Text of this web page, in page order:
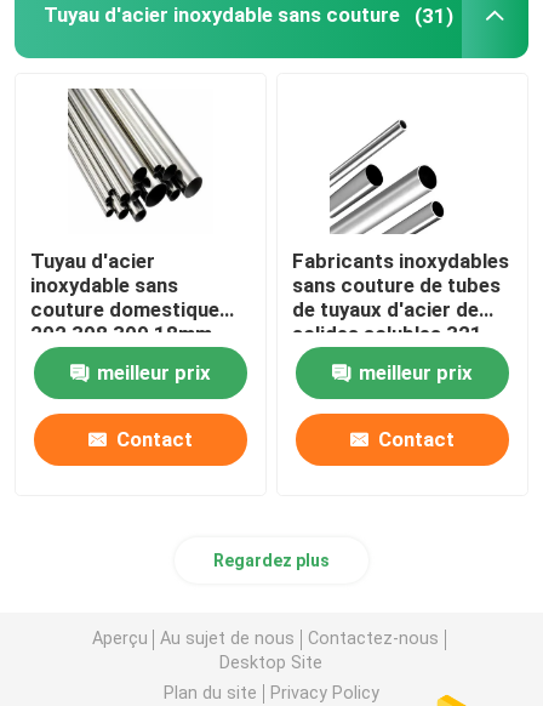
Tuyau d'acier inoxydable sans couture (31)
Tuyau d'acier
inoxydable sans
couture domestique
202 308 309 18mm
22mm 2 tube d'Inox de
pouce 304meilleur prix
Contact
Fabricants inoxydables
sans couture de tubes
de tuyaux d'acier de
solides solubles 321
16mm 16 échangeur de
chaleur de la mesure
304
meilleur prix
Contact
Regardez plus
Aperçu Au sujet de nous
Contactez-nous
Desktop Site
Plan du site
Privacy Policy